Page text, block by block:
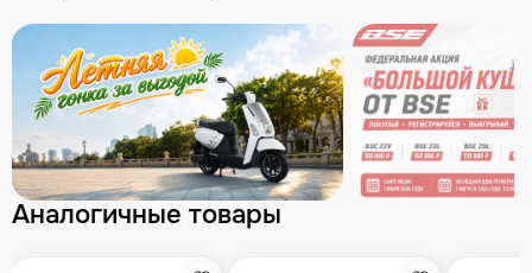
Аналогичные товары